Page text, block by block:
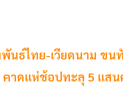
นธ์ไทย-เวียดนาม ข
คาดแห่ช้อปทะลุ 5 แส